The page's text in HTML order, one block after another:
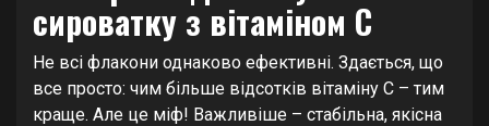
сироватку з вітаміном C
Не всі флакони однаково ефективні. Здається, що
все просто: чим більше відсотків вітаміну C – тим
краще. Але це міф! Важливіше – стабільна, якісна